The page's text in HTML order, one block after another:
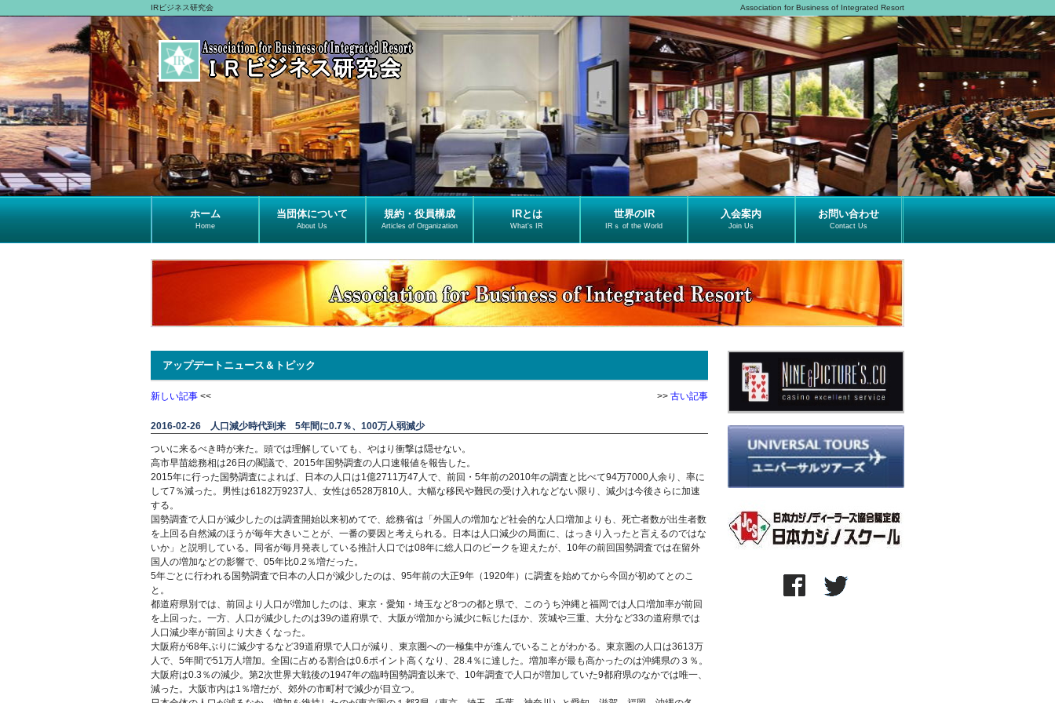
IRビジネス研究会 Association for Business of Integrated Resort
ホーム
Home
当団体について
About Us
規約・役員構成
Articles of Organization
IRとは
What's IR
世界のIR
IRｓ of the World
入会案内
Join Us
お問い合わせ
Contact Us
アップデートニュース＆トピック
新しい記事 << >> 古い記事
2016-02-26 人口減少時代到来 5年間に0.7％、100万人弱減少
ついに来るべき時が来た。頭では理解していても、やはり衝撃は隠せない。
高市早苗総務相は26日の閣議で、2015年国勢調査の人口速報値を報告した。
2015年に行った国勢調査によれば、日本の人口は1億2711万47人で、前回・5年前の2010年の調査と比べて94万7000人余り、率に
して7％減った。男性は6182万9237人、女性は6528万810人。大幅な移民や難民の受け入れなどない限り、減少は今後さらに加速
する。
国勢調査で人口が減少したのは調査開始以来初めてで、総務省は「外国人の増加など社会的な人口増加よりも、死亡者数が出生者数
を上回る自然減のほうが毎年大きいことが、一番の要因と考えられる。日本は人口減少の局面に、はっきり入ったと言えるのではな
いか」と説明している。同省が毎月発表している推計人口では08年に総人口のピークを迎えたが、10年の前回国勢調査では在留外
国人の増加などの影響で、05年比0.2％増だった。
5年ごとに行われる国勢調査で日本の人口が減少したのは、95年前の大正9年（1920年）に調査を始めてから今回が初めてとのこ
と。
都道府県別では、前回より人口が増加したのは、東京・愛知・埼玉など8つの都と県で、このうち沖縄と福岡では人口増加率が前回
を上回った。一方、人口が減少したのは39の道府県で、大阪が増加から減少に転じたほか、茨城や三重、大分など33の道府県では
人口減少率が前回より大きくなった。
大阪府が68年ぶりに減少するなど39道府県で人口が減り、東京圏への一極集中が進んでいることがわかる。東京圏の人口は3613万
人で、5年間で51万人増加。全国に占める割合は0.6ポイント高くなり、28.4％に達した。増加率が最も高かったのは沖縄県の３％。
大阪府は0.3％の減少。第2次世界大戦後の1947年の臨時国勢調査以来で、10年調査で人口が増加していた9都府県のなかでは唯一、
減った。大阪市内は1％増だが、郊外の市町村で減少が目立つ。